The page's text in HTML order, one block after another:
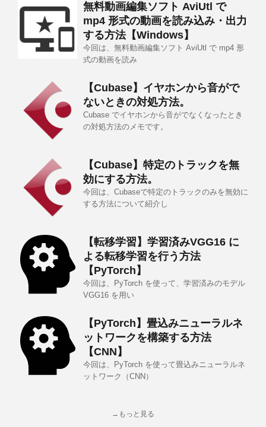
無料動画編集ソフト AviUtl で
mp4 形式の動画を読み込み・出力
する方法【Windows】
今回は、無料動画編集ソフト AviUtl で mp4 形
式の動画を読み
【Cubase】イヤホンから音がで
ないときの対処方法。
Cubase でイヤホンから音がでなくなったとき
の対処方法のメモです。
【Cubase】特定のトラックを無
効にする方法。
今回は、Cubaseで特定のトラックのみを無効に
する方法について紹介し
【転移学習】学習済みVGG16 に
よる転移学習を行う方法
【PyTorch】
今回は、PyTorch を使って、学習済みのモデル
VGG16 を用い
【PyTorch】畳込みニューラルネ
ットワークを構築する方法
【CNN】
今回は、PyTorch を使って畳込みニューラルネ
ットワーク（CNN）
→もっと見る